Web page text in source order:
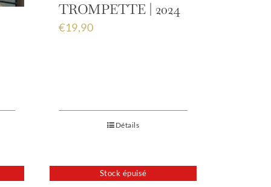
TROMPETTE | 2024
€19,90
Détails
Stock épuisé